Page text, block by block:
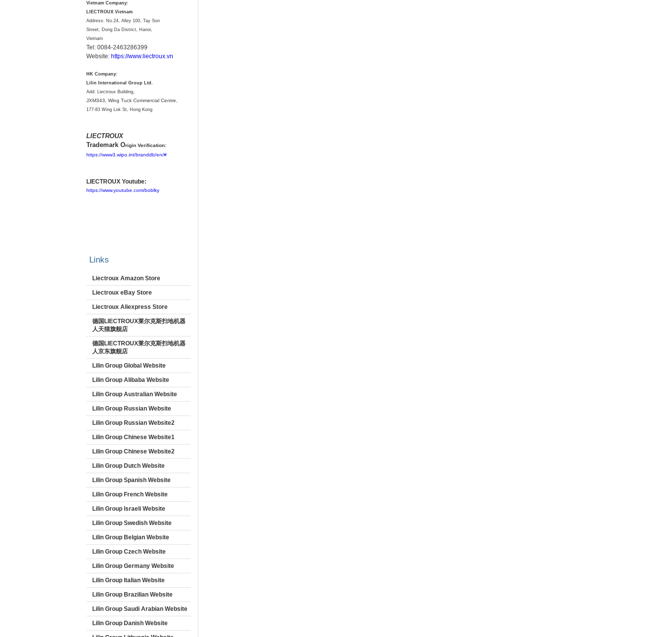
Vietnam Company:
LIECTROUX Vietnam
Address: No.24, Alley 100, Tay Son
Street, Dong Da District, Hanoi,
Vietnam
Tel: 0084-2463286399
Website: https://www.liectroux.vn
HK Company:
Lilin International Group Ltd.
Add: Liectroux Building,
JXM343, Wing Tuck Commercial Centre,
177-83 Wing Lok St, Hong Kong
LIECTROUX
Trademark Origin Verification:
https://www3.wipo.int/branddb/en/#
LIECTROUX Youtube:
https://www.youtube.com/boblky
Links
Liectroux Amazon Store
Liectroux eBay Store
Liectroux Aliexpress Store
德国LIECTROUX莱尔克斯扫地机器
人天猫旗舰店
德国LIECTROUX莱尔克斯扫地机器
人京东旗舰店
Lilin Group Global Website
Lilin Group Alibaba Website
Lilin Group Australian Website
Lilin Group Russian Website
Lilin Group Russian Website2
Lilin Group Chinese Website1
Lilin Group Chinese Website2
Lilin Group Dutch Website
Lilin Group Spanish Website
Lilin Group French Website
Lilin Group Israeli Website
Lilin Group Swedish Website
Lilin Group Belgian Website
Lilin Group Czech Website
Lilin Group Germany Website
Lilin Group Italian Website
Lilin Group Brazilian Website
Lilin Group Saudi Arabian Website
Lilin Group Danish Website